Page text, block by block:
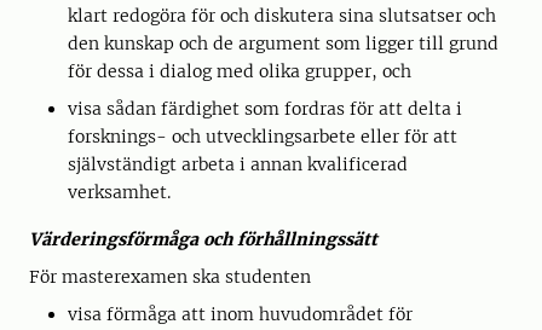
klart redogöra för och diskutera sina slutsatser och
den kunskap och de argument som ligger till grund
för dessa i dialog med olika grupper, och
visa sådan färdighet som fordras för att delta i
forsknings- och utvecklingsarbete eller för att
självständigt arbeta i annan kvalificerad
verksamhet.
Värderingsförmåga och förhållningssätt
För masterexamen ska studenten
visa förmåga att inom huvudområdet för